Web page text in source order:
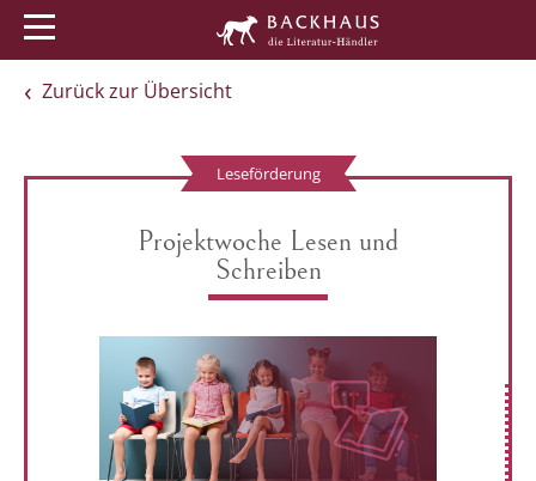
Zurück zur Übersicht
Leseförderung
Projektwoche Lesen und
Schreiben